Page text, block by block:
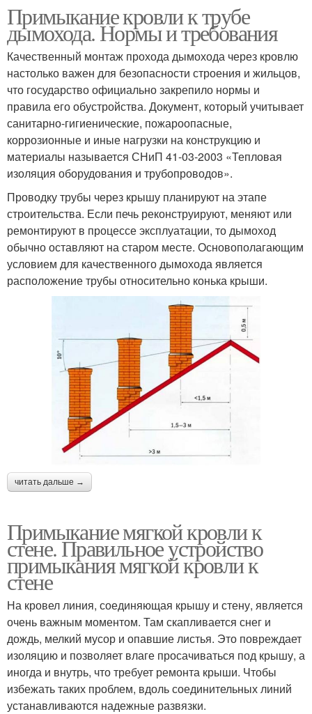
Примыкание кровли к трубе
дымохода. Нормы и требования
Качественный монтаж прохода дымохода через кровлю
настолько важен для безопасности строения и жильцов,
что государство официально закрепило нормы и
правила его обустройства. Документ, который учитывает
санитарно-гигиенические, пожароопасные,
коррозионные и иные нагрузки на конструкцию и
материалы называется СНиП 41-03-2003 «Тепловая
изоляция оборудования и трубопроводов».
Проводку трубы через крышу планируют на этапе
строительства. Если печь реконструируют, меняют или
ремонтируют в процессе эксплуатации, то дымоход
обычно оставляют на старом месте. Основополагающим
условием для качественного дымохода является
расположение трубы относительно конька крыши.
читать дальше →
Примыкание мягкой кровли к
стене. Правильное устройство
примыкания мягкой кровли к
стене
На кровел линия, соединяющая крышу и стену, является
очень важным моментом. Там скапливается снег и
дождь, мелкий мусор и опавшие листья. Это повреждает
изоляцию и позволяет влаге просачиваться под крышу, а
иногда и внутрь, что требует ремонта крыши. Чтобы
избежать таких проблем, вдоль соединительных линий
устанавливаются надежные развязки.